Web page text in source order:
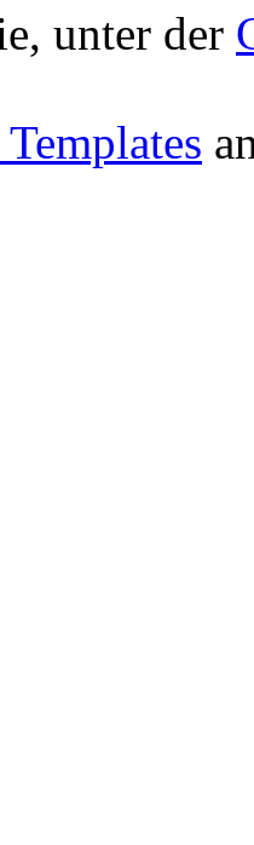
unter der